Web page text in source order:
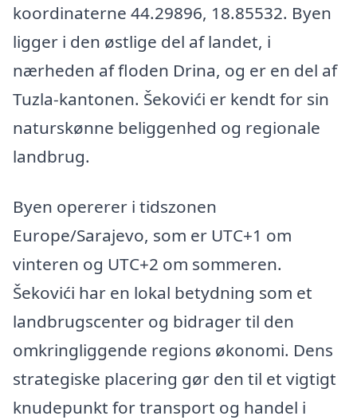
koordinaterne 44.29896, 18.85532. Byen
ligger i den østlige del af landet, i
nærheden af floden Drina, og er en del af
Tuzla-kantonen. Šekovići er kendt for sin
naturskønne beliggenhed og regionale
landbrug.
Byen opererer i tidszonen
Europe/Sarajevo, som er UTC+1 om
vinteren og UTC+2 om sommeren.
Šekovići har en lokal betydning som et
landbrugscenter og bidrager til den
omkringliggende regions økonomi. Dens
strategiske placering gør den til et vigtigt
knudepunkt for transport og handel i